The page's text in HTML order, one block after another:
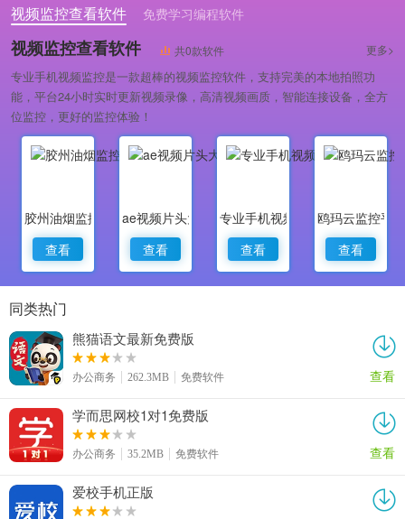
视频监控查看软件
免费学习编程软件
专业做婚礼策划的软件
视频监控查看软件 共0款软件 更多>
专业手机视频监控是一款超棒的视频监控软件，支持完美的本地拍照功
能，平台24小时实时更新视频录像，高清视频画质，智能连接设备，全方
位监控，更好的监控体验！
胶州油烟监控
查看
ae视频片头大师
查看
专业手机视频监控
查看
鸥玛云监控平
查看
同类热门
熊猫语文最新免费版
办公商务 262.3MB 免费软件 查看
学而思网校1对1免费版
办公商务 35.2MB 免费软件 查看
爱校手机正版